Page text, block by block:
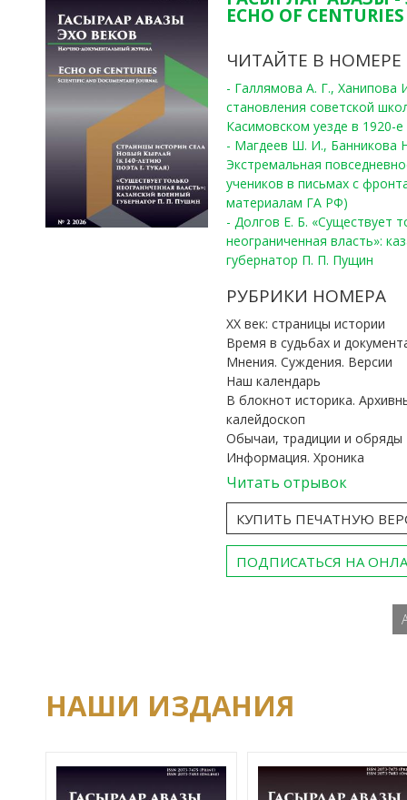
ECHO OF
ЧИТАЙТЕ В НОМЕРЕ
- Галлямова А. Г.,
становления советской
Касимовском уезде в 1920-е
- Магдеев Ш. И., Банникова
Экстремальная
учеников в письмах с
материалам ГА РФ)
- Долгов Е. Б. «Существует
неограниченная власть»:
губернатор П. П. Пущин
РУБРИКИ НОМЕРА
ХХ век: страницы истории
Время в судьбах и
Мнения. Суждения. Версии
Наш календарь
В блокнот историка.
калейдоскоп
Обычаи, традиции и обряды
Информация. Хроника
Читать отрывок
КУПИТЬ ПЕЧАТНУЮ
ПОДПИСАТЬСЯ НА
НАШИ ИЗДАНИЯ